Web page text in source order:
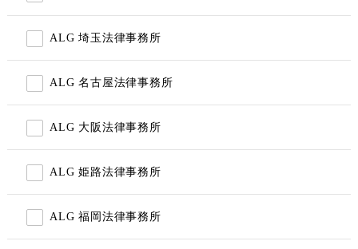
ALG 埼玉法律事務所
ALG 名古屋法律事務所
ALG 大阪法律事務所
ALG 姫路法律事務所
ALG 福岡法律事務所